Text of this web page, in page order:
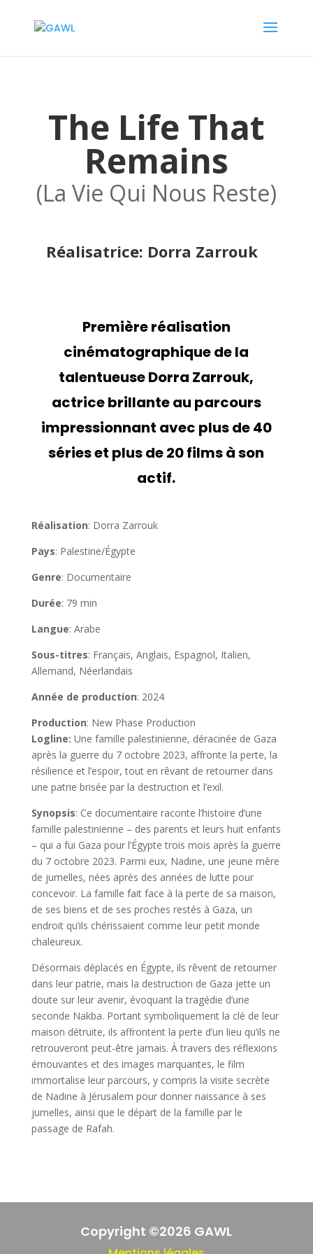
The Life That
Remains
(La Vie Qui Nous Reste)
Réalisatrice: Dorra Zarrouk
Première réalisation
cinématographique de la
talentueuse Dorra Zarrouk,
actrice brillante au parcours
impressionnant avec plus de 40
séries et plus de 20 films à son
actif.
Réalisation: Dorra Zarrouk
Pays: Palestine/Égypte
Genre: Documentaire
Durée: 79 min
Langue: Arabe
Sous-titres: Français, Anglais, Espagnol, Italien,
Allemand, Néerlandais
Année de production: 2024
Production: New Phase Production
Logline: Une famille palestinienne, déracinée de Gaza
après la guerre du 7 octobre 2023, affronte la perte, la
résilience et l’espoir, tout en rêvant de retourner dans
une patrie brisée par la destruction et l’exil.
Synopsis: Ce documentaire raconte l’histoire d’une
famille palestinienne – des parents et leurs huit enfants
– qui a fui Gaza pour l’Égypte trois mois après la guerre
du 7 octobre 2023. Parmi eux, Nadine, une jeune mère
de jumelles, nées après des années de lutte pour
concevoir. La famille fait face à la perte de sa maison,
de ses biens et de ses proches restés à Gaza, un
endroit qu’ils chérissaient comme leur petit monde
chaleureux.
Désormais déplacés en Égypte, ils rêvent de retourner
dans leur patrie, mais la destruction de Gaza jette un
doute sur leur avenir, évoquant la tragédie d’une
seconde Nakba. Portant symboliquement la clé de leur
maison détruite, ils affrontent la perte d’un lieu qu’ils ne
retrouveront peut-être jamais. À travers des réflexions
émouvantes et des images marquantes, le film
immortalise leur parcours, y compris la visite secrète
de Nadine à Jérusalem pour donner naissance à ses
jumelles, ainsi que le départ de la famille par le
passage de Rafah.
Copyright ©2026 GAWL